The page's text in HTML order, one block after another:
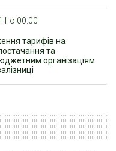
о 00:00
тарифів на
та
організаціям